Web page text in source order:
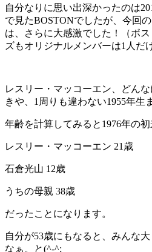
自分なりに思い出深かったのは
で見たBOSTONでしたが、今回
は、さらに大感激でした！（ボ
ズもオリジナルメンバーは1人だ
レスリー・マッコーエン、どん
きや、1周りも違わない1955年生
年齢を計算してみると1976年の
レスリー・マッコーエン 21歳
石倉光山 12歳
うちの母親 38歳
だったことになります。
自分が53歳にもなると、みんな
なぁ。と(^-^;